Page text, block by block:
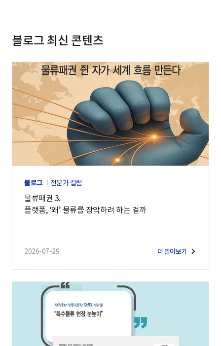
블로그 최신 콘텐츠
블로그 전문가 컬럼
물류패권 3.
플랫폼, ‘왜’ 물류를 장악하려 하는 걸까
2026-07-29 더 알아보기